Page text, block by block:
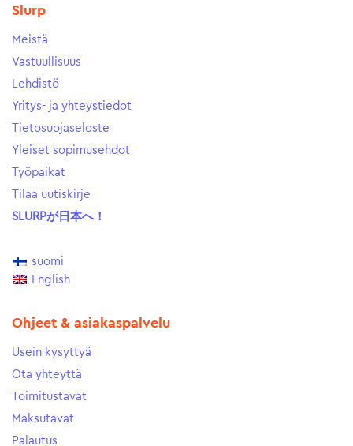
Slurp
Meistä
Vastuullisuus
Lehdistö
Yritys- ja yhteystiedot
Tietosuojaseloste
Yleiset sopimusehdot
Työpaikat
Tilaa uutiskirje
SLURPが日本へ！
suomi
English
Ohjeet & asiakaspalvelu
Usein kysyttyä
Ota yhteyttä
Toimitustavat
Maksutavat
Palautus